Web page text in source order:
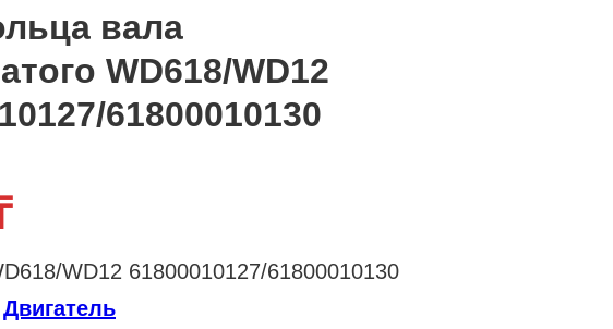
вала
WD618/WD12
61800010130
WD12 61800010127/61800010130
Двигатель